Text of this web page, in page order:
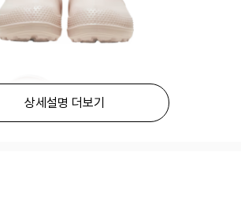
상세설명 더보기